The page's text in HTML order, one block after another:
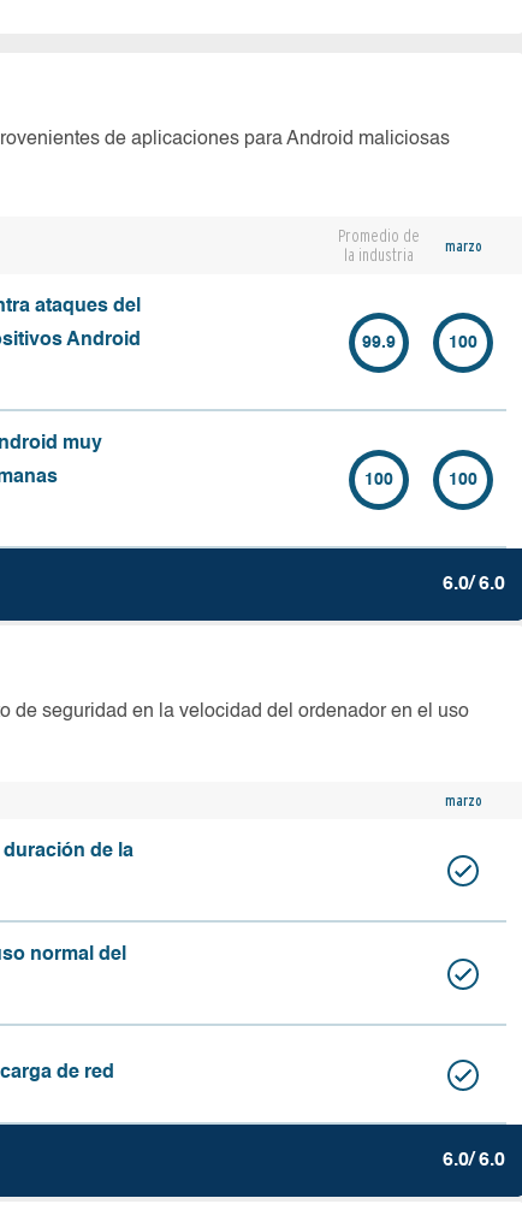
de aplicaciones para Android maliciosas
Promedio de
la industria
marzo
ataques del
Android
99.9 100
muy
100 100
6.0/ 6.0
de seguridad en la velocidad del ordenador en el uso
marzo
de la
normal del
de red
6.0/ 6.0